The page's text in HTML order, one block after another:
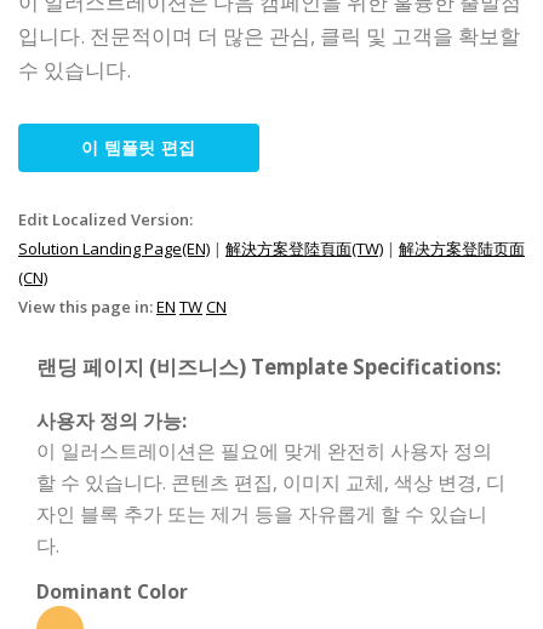
입니다. 전문적이며 더 많은 관심, 클릭 및 고객을 확보할
수 있습니다.
이 템플릿 편집
Edit Localized Version:
Solution Landing Page(EN) | 解決方案登陸頁面(TW) | 解决方案登陆页面
(CN)
View this page in:EN TWCN
랜딩 페이지 (비즈니스) Template Specifications:
사용자 정의 가능:
이 일러스트레이션은 필요에 맞게 완전히 사용자 정의
할 수 있습니다. 콘텐츠 편집, 이미지 교체, 색상 변경, 디
자인 블록 추가 또는 제거 등을 자유롭게 할 수 있습니
다.
Dominant Color